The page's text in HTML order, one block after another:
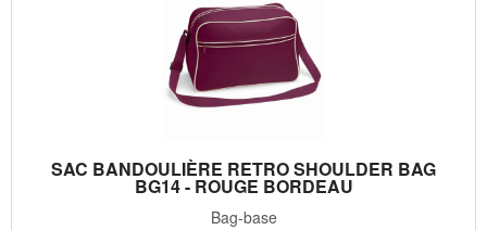
SAC BANDOULIÈRE RETRO SHOULDER BAG
BG14 - ROUGE BORDEAU
Bag-base